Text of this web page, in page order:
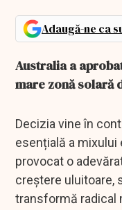
Adaugă-ne ca
Australia a
mare zonă solară
Decizia vine în
esențială a
provocat o
creștere uluitoare,
transformă radical